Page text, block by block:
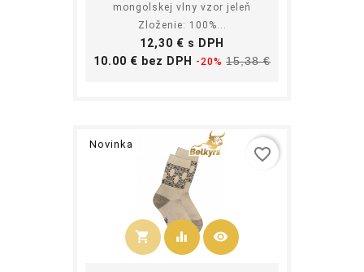
mongolskej vlny vzor jeleň
Zloženie: 100%...
Cena
12,30 € s DPH
10.00 € bez DPH Základná
-20% 15,38 €Cena
Novinka
shopping_cart
Kúpiť
equalizer visibility
favorite_border